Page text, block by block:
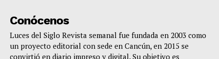
Conócenos
Luces del Siglo Revista semanal fue fundada en 2003 como
un proyecto editorial con sede en Cancún, en 2015 se
convirtió en diario impreso y digital. Su objetivo es